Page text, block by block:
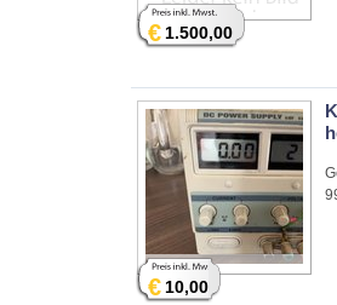
€1.500,00
€10,00